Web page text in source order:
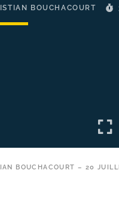
BOUCHACOURT
BOUCHACOURT – 20